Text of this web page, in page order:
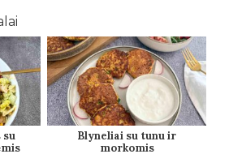
su
Blyneliai su tunu ir
morkomis